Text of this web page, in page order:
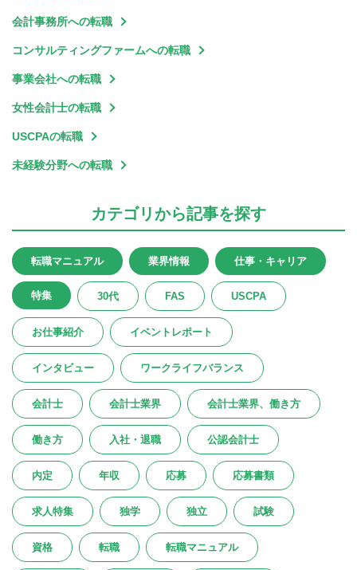
会計事務所への転職
コンサルティングファームへの転職
事業会社への転職
女性会計士の転職
USCPAの転職
未経験分野への転職
カテゴリから記事を探す
転職マニュアル 業界情報 仕事・キャリア
特集 30代 FAS USCPA
お仕事紹介 イベントレポート
インタビュー ワークライフバランス
会計士 会計士業界 会計士業界、働き方
働き方 入社・退職 公認会計士
内定 年収 応募 応募書類
求人特集 独学 独立 試験
資格 転職 転職マニュアル